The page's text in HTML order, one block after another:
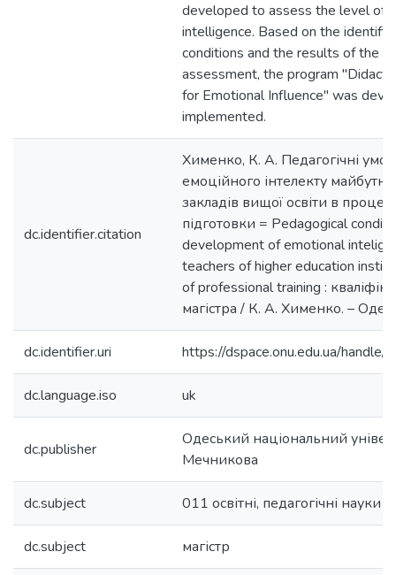
developed to assess the level of
intelligence. Based on the
conditions and the results of the
assessment, the program
for Emotional Influence" was
implemented.
dc.identifier.citation
Хименко, К. А. Педагогічні
емоційного інтелекту
закладів вищої освіти в
підготовки = Pedagogical
development of emotional
teachers of higher education
of professional training :
магістра / К. А. Хименко. –
dc.identifier.uri https://dspace.onu.edu.ua/
dc.language.iso uk
dc.publisher
Одеський національний
Мечникова
dc.subject 011 освітні, педагогічні науки
dc.subject магістр